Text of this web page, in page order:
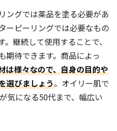
ングでは薬品を塗る必要があ
ーピーリングでは必要なもの
継続して使用することで、
期待できます。商品によっ
は様々なので、自身の目的や
選びましょう。オイリー肌で
気になる50代まで、幅広い